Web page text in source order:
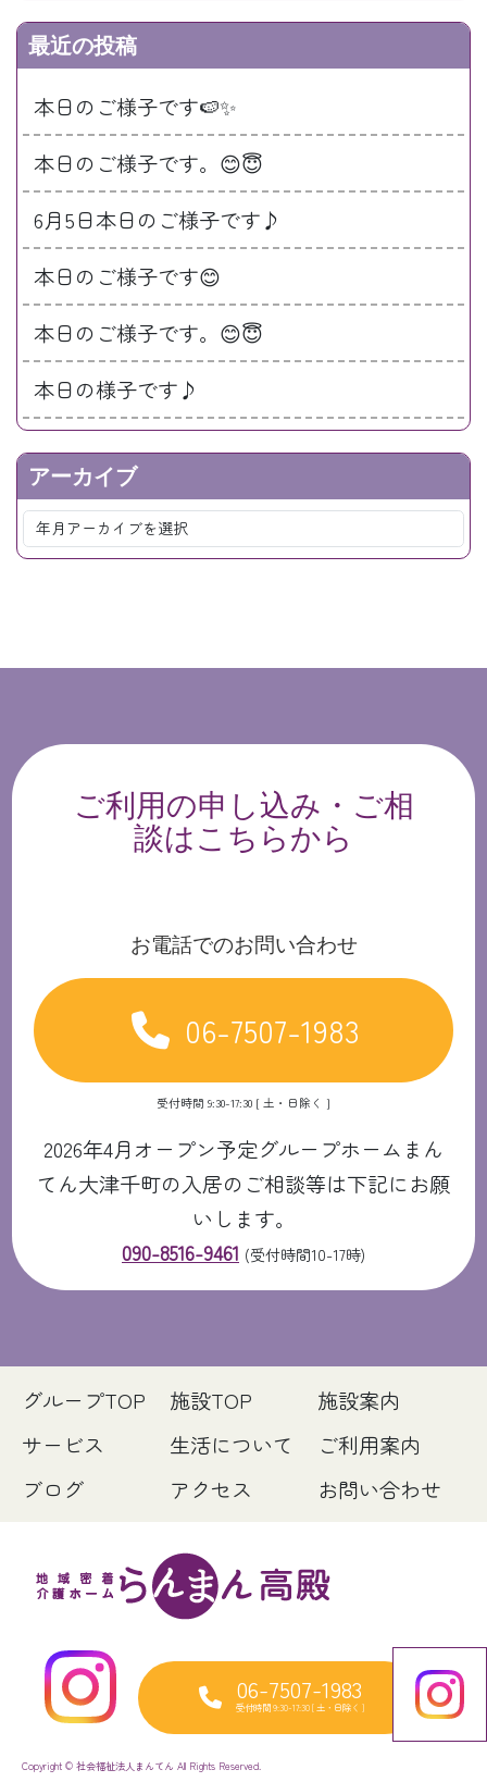
最近の投稿
本日のご様子です🍉✨
本日のご様子です。😊😇
6月5日本日のご様子です♪
本日のご様子です😊
本日のご様子です。😊😇
本日の様子です♪
アーカイブ
ご利用の申し込み・ご相
談はこちらから
お電話でのお問い合わせ
06-7507-1983
受付時間 9:30-17:30 [ 土・日除く ]
2026年4月オープン予定グループホームまん
てん大津千町の入居のご相談等は下記にお願
いします。
090-8516-9461 (受付時間10-17時)
グループTOP 施設TOP
施設案内
サービス
生活について
ご利用案内
ブログ
アクセス お問い合わせ
06-7507-1983
受付時間 9:30-17:30 [ 土・日除く ]
Copyright © 社会福祉法人まんてん All Rights Reserved.